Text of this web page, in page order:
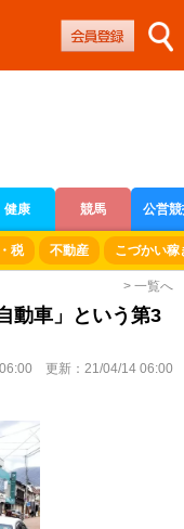
健康 競馬 公営
税 不動産 こづかい稼
> 一覧へ
動車」という第3
更新： 21/04/14 06:00